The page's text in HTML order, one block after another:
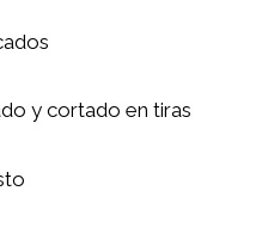
y cortado en tiras